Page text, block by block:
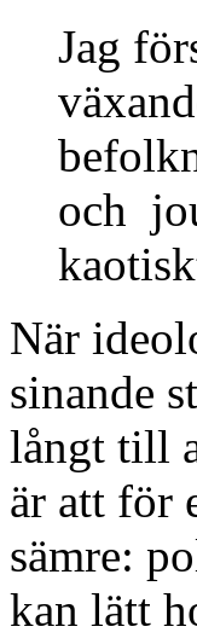
Jag
och
När
sinande
långt till
är att för
sämre:
kan lätt